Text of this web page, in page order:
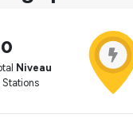
Niveau
Stations